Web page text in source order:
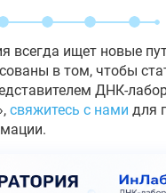
всегда ищет новые
в том, чтобы
ДНК-
свяжитесь с нами для